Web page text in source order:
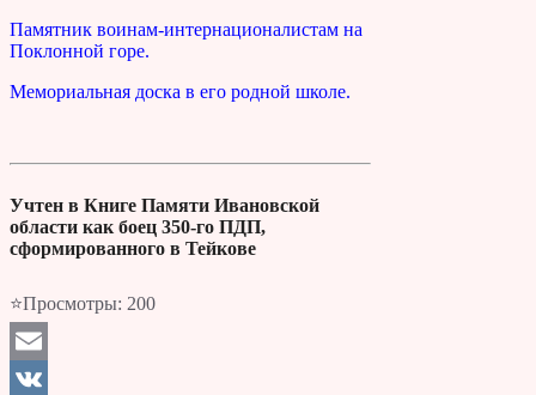
Памятник воинам-интернационалистам на
Поклонной горе.
Мемориальная доска в его родной школе.
Учтен в Книге Памяти Ивановской
области как боец 350-го ПДП,
сформированного в Тейкове
⭐Просмотры: 200
Email